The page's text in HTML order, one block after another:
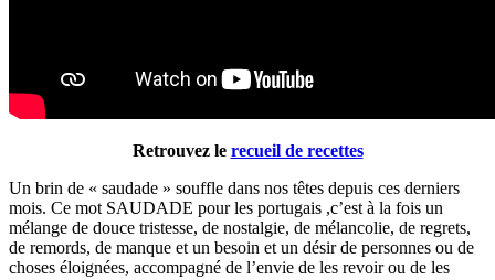
Retrouvez le recueil de recettes
Un brin de « saudade » souffle dans nos têtes depuis ces derniers
mois. Ce mot SAUDADE pour les portugais ,c’est à la fois un
mélange de douce tristesse, de nostalgie, de mélancolie, de regrets,
de remords, de manque et un besoin et un désir de personnes ou de
choses éloignées, accompagné de l’envie de les revoir ou de les